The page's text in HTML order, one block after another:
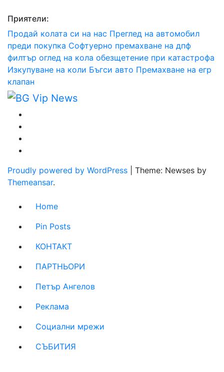
Приятели:
Продай колата си на нас Преглед на автомобил
преди покупка Софтуерно премахване на дпф
филтър оглед на кола обезщетение при катастрофа
Изкупуване на коли Бъгси авто Премахване на егр
клапан
Proudly powered by WordPress
Theme: Newses by
Themeansar.
Home
Pin Posts
КОНТАКТ
ПАРТНЬОРИ
Петър Ангелов
Реклама
Социални мрежи
СЪБИТИЯ